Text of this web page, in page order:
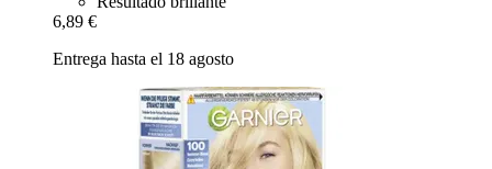
6,89 €
Entrega hasta el 18 agosto